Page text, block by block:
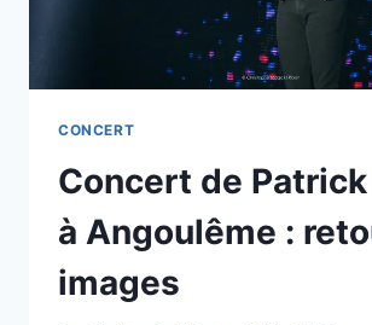
CONCERT
Concert de
à Angoulême :
images